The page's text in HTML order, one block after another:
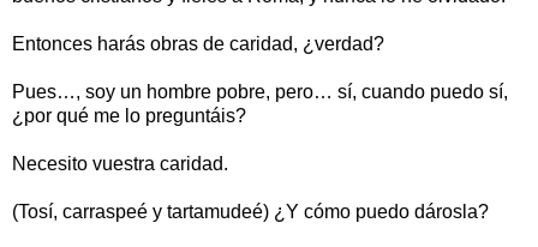
Entonces harás obras de caridad, ¿verdad?
Pues…, soy un hombre pobre, pero… sí, cuando puedo sí,
¿por qué me lo preguntáis?
Necesito vuestra caridad.
(Tosí, carraspeé y tartamudeé) ¿Y cómo puedo dárosla?